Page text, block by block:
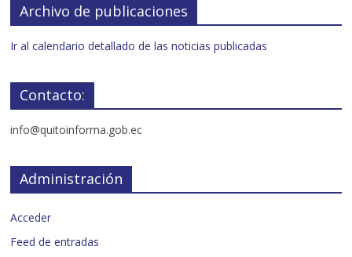
Archivo de publicaciones
Ir al calendario detallado de las noticias publicadas
Contacto:
info@quitoinforma.gob.ec
Administración
Acceder
Feed de entradas